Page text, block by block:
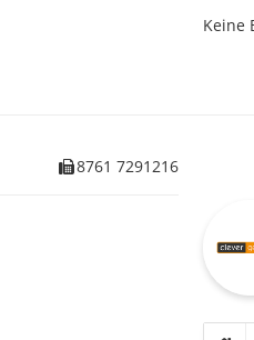
Keine
8761 7291216